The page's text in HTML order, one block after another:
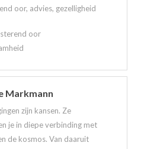
oor, advies, gezelligheid
oor
Markmann
zijn kansen. Ze
je in diepe verbinding met
de kosmos. Van daaruit